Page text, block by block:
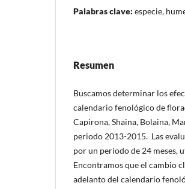
Palabras clave: especie,
Resumen
Buscamos determinar los
calendario fenológico de
Capirona, Shaina, Bolaina,
periodo 2013-2015. Las
por un periodo de 24 meses,
Encontramos que el cambio
adelanto del calendario